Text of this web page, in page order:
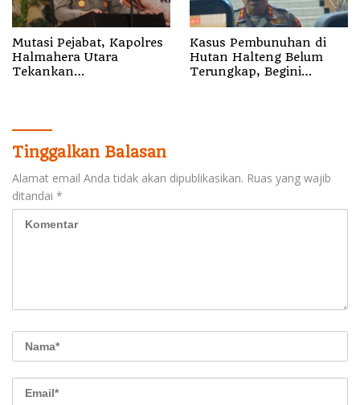
Mutasi Pejabat, Kapolres
Halmahera Utara
Tekankan
Kasus Pembunuhan di
Hutan Halteng Belum
Terungkap, Begini
Tinggalkan Balasan
Alamat email Anda tidak akan dipublikasikan. Ruas yang wajib
ditandai *